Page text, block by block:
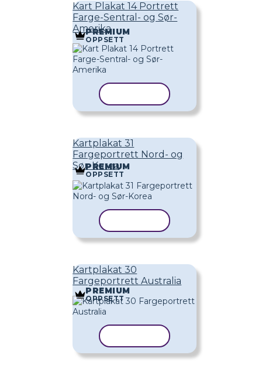
Kart Plakat 14 Portrett
Farge-Sentral- og Sør-
Amerika
PREMIUM
OPPSETT
Kartplakat 31
Fargeportrett Nord- og
Sør-Korea
PREMIUM
OPPSETT
Kartplakat 30
Fargeportrett Australia
PREMIUM
OPPSETT